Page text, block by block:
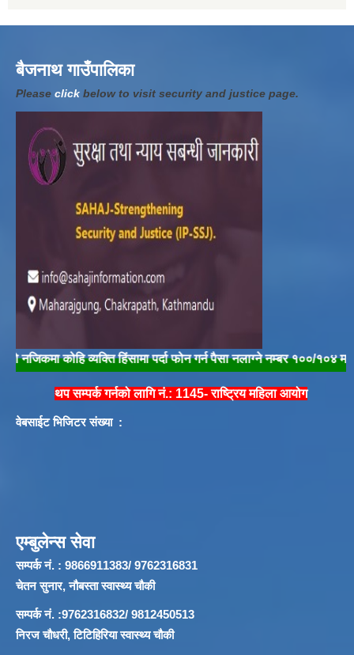
बैजनाथ गाउँपालिका
Please click below to visit security and justice page.
कोहि व्यक्ति हिंसामा पर्दा फोन गर्न पैसा नलाग्ने नम्बर १००/१०४ मा फोन
थप सम्पर्क गर्नको लागि नं.: 1145- राष्ट्रिय महिला आयोग
वेबसाईट भिजिटर संख्या :
एम्बुलेन्स सेवा
सम्पर्क नं. : 9866911383/ 9762316831
चेतन सुनार, नौबस्ता स्वास्थ्य चौकी
सम्पर्क नं. :9762316832/ 9812450513
निरज चौधरी, टिटिहिरिया स्वास्थ्य चौकी